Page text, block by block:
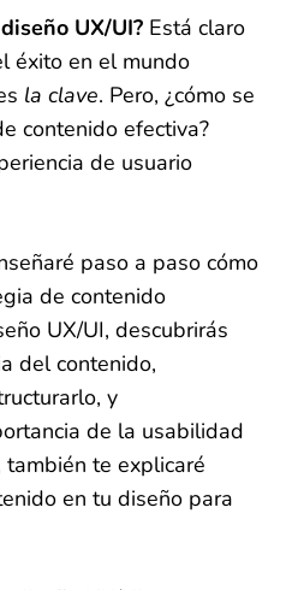
UX/UI? Está claro
éxito en el mundo
la clave. Pero, ¿cómo se
contenido efectiva?
de usuario
paso a paso cómo
de contenido
UX/UI, descubrirás
del contenido,
y
de la usabilidad
te explicaré
en tu diseño para